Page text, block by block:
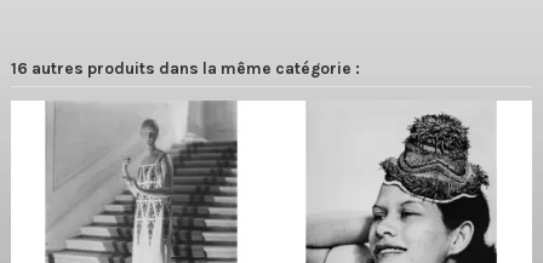
16 autres produits dans la même catégorie :